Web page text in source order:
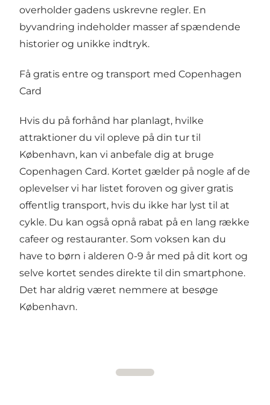
overholder gadens uskrevne regler. En
byvandring indeholder masser af spændende
historier og unikke indtryk.
Få gratis entre og transport med Copenhagen
Card
Hvis du på forhånd har planlagt, hvilke
attraktioner du vil opleve på din tur til
København, kan vi anbefale dig at bruge
Copenhagen Card. Kortet gælder på nogle af de
oplevelser vi har listet foroven og giver gratis
offentlig transport, hvis du ikke har lyst til at
cykle. Du kan også opnå rabat på en lang række
cafeer og restauranter. Som voksen kan du
have to børn i alderen 0-9 år med på dit kort og
selve kortet sendes direkte til din smartphone.
Det har aldrig været nemmere at besøge
København.